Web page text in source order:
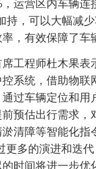
运营区内车辆连
持，可以大幅减少
，有效保障了车
工程师杜木果表
系统，借助物联
过车辆定位和用
预估出行需求，
清障等智能化指
更多的演进和迭
时间将进一步优